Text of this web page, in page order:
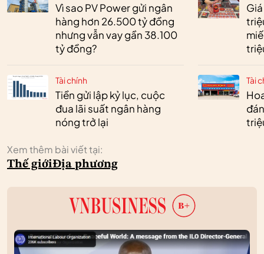
Vì sao PV Power gửi ngân
hàng hơn 26.500 tỷ đồng
nhưng vẫn vay gần 38.100
tỷ đồng?
Tài chính
Tiền gửi lập kỷ lục, cuộc
đua lãi suất ngân hàng
nóng trở lại
Tài
Xem thêm bài viết tại:
Thế giớiĐịa phương